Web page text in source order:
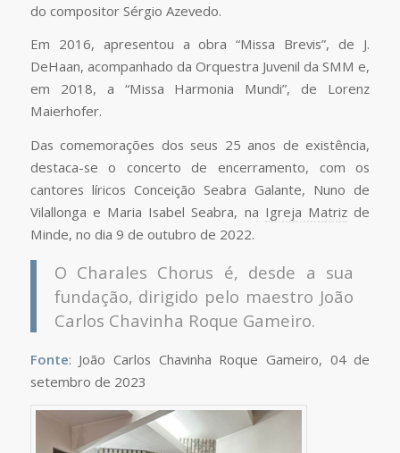
do compositor Sérgio Azevedo.
Em 2016, apresentou a obra “Missa Brevis”, de J.
DeHaan, acompanhado da Orquestra Juvenil da SMM e,
em 2018, a “Missa Harmonia Mundi”, de Lorenz
Maierhofer.
Das comemorações dos seus 25 anos de existência,
destaca-se o concerto de encerramento, com os
cantores líricos Conceição Seabra Galante, Nuno de
Vilallonga e Maria Isabel Seabra, na Igreja Matriz de
Minde, no dia 9 de outubro de 2022.
O Charales Chorus é, desde a sua
fundação, dirigido pelo maestro João
Carlos Chavinha Roque Gameiro.
Fonte: João Carlos Chavinha Roque Gameiro, 04 de
setembro de 2023